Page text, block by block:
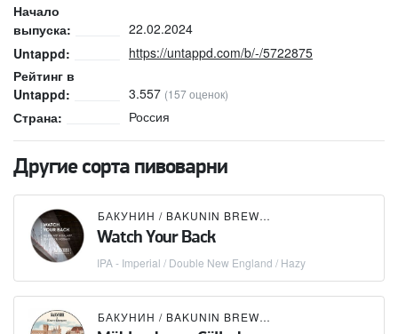
Начало
выпуска:
22.02.2024
Untappd:
https://untappd.com/b/-/5722875
Рейтинг в
Untappd:
3.557 (157 оценок)
Страна: Россия
Другие сорта пивоварни
БАКУНИН / BAKUNIN BREWING CO.
Watch Your Back
IPA - Imperial / Double New England / Hazy
БАКУНИН / BAKUNIN BREWING CO.